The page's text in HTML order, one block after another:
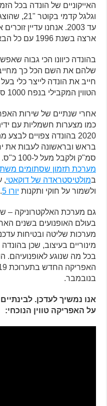
האייקוניים של הונדה בכל
עד 2003. אנחנו עדיין
ארצה בשנת 1996 עם כל הבאזזז סביבו.
בהונדה כיוונו הכי גבוה
חייב את הונדה לייצר כלי
הטווין המקבילי בנפח 1000 סמ"ק מספק 95 כ"ס ו-10 קג"מ.
אחרי שנתיים של שירות
כמו מצערות חשמליות עם
2020 בהונדה צפויים
סמ"ק ולקבל מעל ל-100 כ"ס. בהונדה גם צפויים לשלב
מערכת תזמון שסתומים
במולטיסטראדה של דוקאטי,
ולשמור על חוקי ותקנות יורו 5 .
גם מערכת האלקטרוניקה –
בעולם האופנועים בשנים
מערכות שליטה ובטיחות
מינוריים בעיצוב, שכן
בכל מה שנוגע לאופנועיהם.
בנובמבר.
אנו נמשיך לעדכן.
על האפריקה טווין הנוכחי: